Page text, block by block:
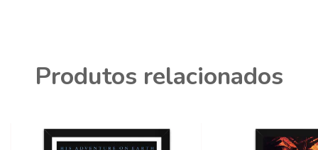
Produtos relacionados